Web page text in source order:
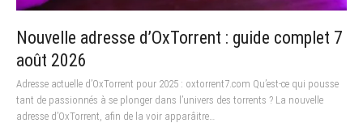
Nouvelle adresse d’OxTorrent : guide complet 7
août 2026
Adresse actuelle d’OxTorrent pour 2025 : oxtorrent7.com Qu’est-ce qui pousse
tant de passionnés à se plonger dans l’univers des torrents ? La nouvelle
adresse d’OxTorrent, afin de la voir apparâitre…